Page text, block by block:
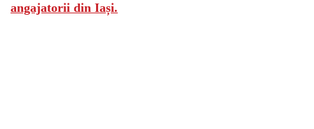
angajatorii din Iași.